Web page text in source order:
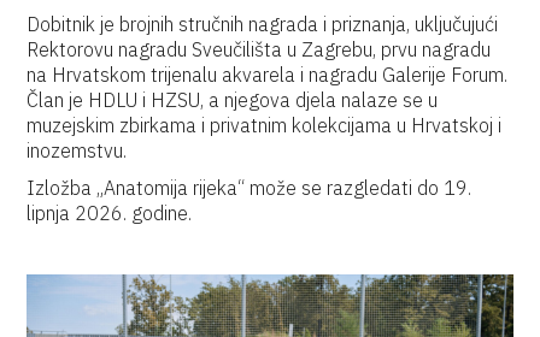
Dobitnik je brojnih stručnih nagrada i priznanja, uključujući
Rektorovu nagradu Sveučilišta u Zagrebu, prvu nagradu
na Hrvatskom trijenalu akvarela i nagradu Galerije Forum.
Član je HDLU i HZSU, a njegova djela nalaze se u
muzejskim zbirkama i privatnim kolekcijama u Hrvatskoj i
inozemstvu.
Izložba „Anatomija rijeka“ može se razgledati do 19.
lipnja 2026. godine.